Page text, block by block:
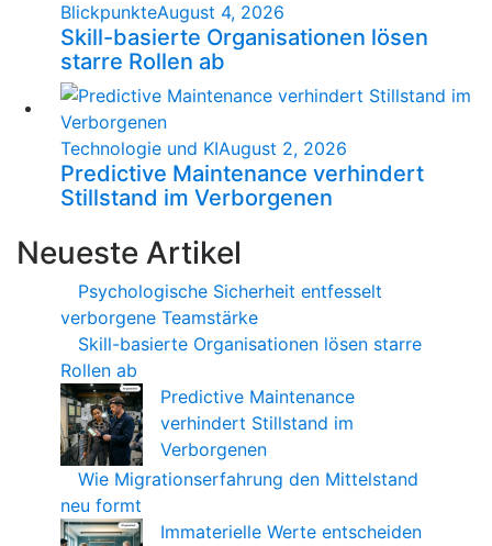
BlickpunkteAugust 4, 2026
Skill-basierte Organisationen lösen
starre Rollen ab
Technologie und KIAugust 2, 2026
Predictive Maintenance verhindert
Stillstand im Verborgenen
Neueste Artikel
Psychologische Sicherheit entfesselt
verborgene Teamstärke
Skill-basierte Organisationen lösen starre
Rollen ab
Predictive Maintenance
verhindert Stillstand im
Verborgenen
Wie Migrationserfahrung den Mittelstand
neu formt
Immaterielle Werte entscheiden